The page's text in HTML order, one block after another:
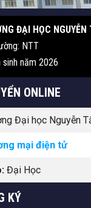
ĐẠI HỌC
NTT
sinh năm 2026
ONLINE
Đại học Nguyễn
mại điện tử
Đại Học
KÝ